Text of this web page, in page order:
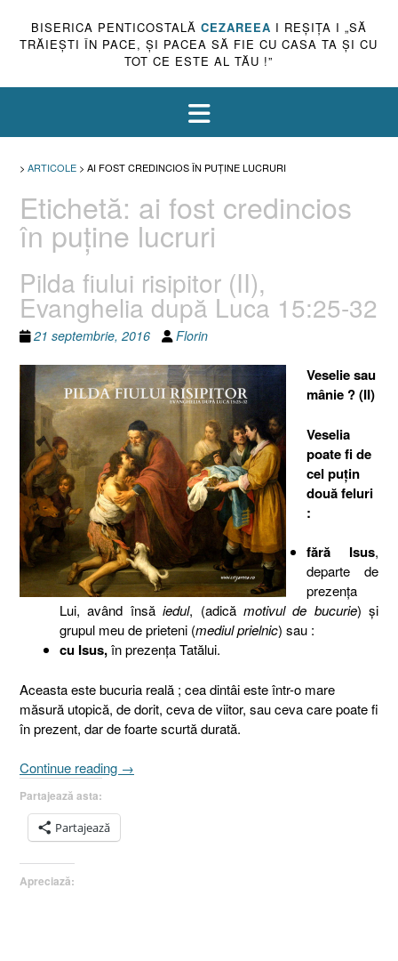
BISERICA PENTICOSTALĂ CEZAREEA I REŞIŢA I „SĂ
TRĂIEŞTI ÎN PACE, ŞI PACEA SĂ FIE CU CASA TA ŞI CU
TOT CE ESTE AL TĂU !”
> ARTICOLE > AI FOST CREDINCIOS ÎN PUŢINE LUCRURI
Etichetă: ai fost credincios
în puţine lucruri
Pilda fiului risipitor (II),
Evanghelia după Luca 15:25-32
21 septembrie, 2016 Florin
Veselie sau
mânie ? (II)
Veselia
poate fi de
cel puţin
două feluri
:
fără Isus,
departe de
prezenţa
Lui, având însăiedul, (adicămotivul de bucurie) şi
grupul meu de prieteni (mediul prielnic) sau :
cu Isus,în prezenţa Tatălui.
Aceasta este bucuria reală ; cea dintâi este într-o mare
măsură utopică, de dorit, ceva de viitor, sau ceva care poate fi
în prezent, dar de foarte scurtă durată.
Continue reading „Pilda
Evanghelia
→
Partajează asta:
Partajează
Apreciază: